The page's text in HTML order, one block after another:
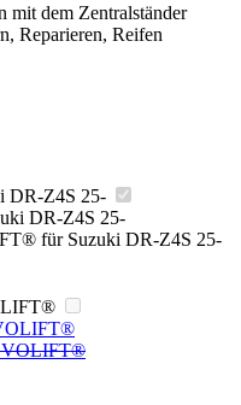
mit dem Zentralständer
Reparieren, Reifen
DR-Z4S 25-
für Suzuki DR-Z4S 25-